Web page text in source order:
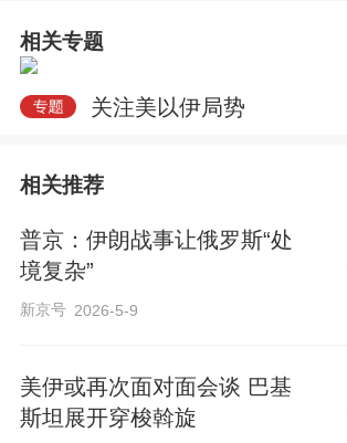
相关专题
关注美以伊局势
相关推荐
普京：伊朗战事让俄罗斯“处
境复杂”
新京号 2026-5-9
美伊或再次面对面会谈 巴基
斯坦展开穿梭斡旋